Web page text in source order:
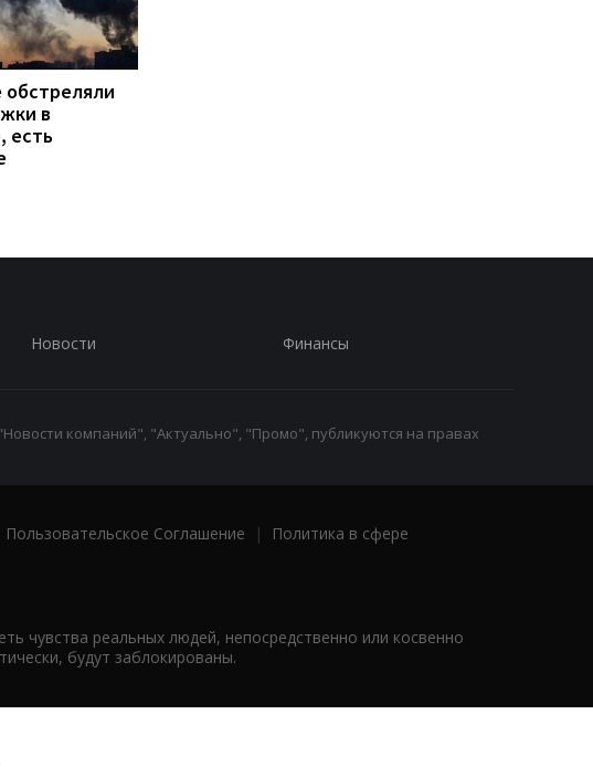
обстреляли
в
есть
Новости Финансы
компаний", "Актуально", "Промо", публикуются на правах
Пользовательское Соглашение |
Политика в сфере
чувства реальных людей, непосредственно или косвенно
будут заблокированы.